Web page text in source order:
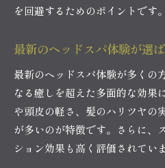
を回避するためのポイントです。
最新のヘッドスパ体験が選
最新のヘッドスパ体験が多くの
なる癒しを超えた多面的な効果
や頭皮の軽さ、髪のハリツヤの
が多いのが特徴です。さらに、
ション効果も高く評価されてい